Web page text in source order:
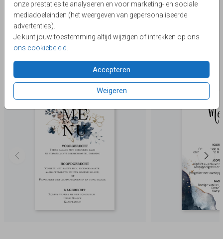
onze prestaties te analyseren en voor marketing- en sociale
mediadoeleinden (het weergeven van gepersonaliseerde
advertenties).
Je kunt jouw toestemming altijd wijzigen of intrekken op ons
ons cookiebeleid
Accepteren
Weigeren
Lievez
Collectie
Menukaart
Deze producten zijn wellicht ook iets voor je